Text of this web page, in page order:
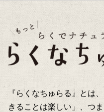
『らくなちゅらる』とは
きることは楽しい」、つ